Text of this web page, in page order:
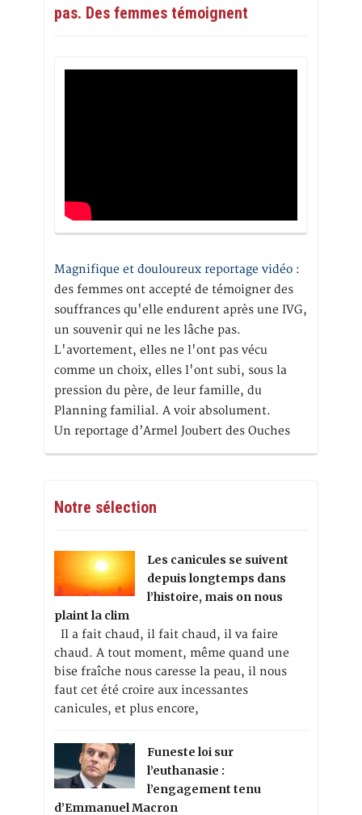
pas. Des femmes témoignent
Magnifique et douloureux reportage vidéo :
des femmes ont accepté de témoigner des
souffrances qu'elle endurent après une IVG,
un souvenir qui ne les lâche pas.
L'avortement, elles ne l'ont pas vécu
comme un choix, elles l'ont subi, sous la
pression du père, de leur famille, du
Planning familial. A voir absolument.
Un reportage d’Armel Joubert des Ouches
Notre sélection
Les canicules se suivent
depuis longtemps dans
l’histoire, mais on nous
plaint la clim
Il a fait chaud, il fait chaud, il va faire
chaud. A tout moment, même quand une
bise fraîche nous caresse la peau, il nous
faut cet été croire aux incessantes
canicules, et plus encore,
Funeste loi sur
l’euthanasie :
l’engagement tenu
d’Emmanuel Macron